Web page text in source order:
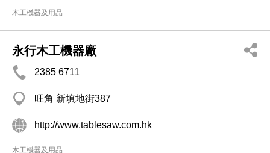
木工機器及用品
永行木工機器廠
2385 6711
旺角 新填地街387
http://www.tablesaw.com.hk
木工機器及用品